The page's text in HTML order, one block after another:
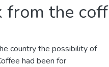
from the
country the possibility of
had been for